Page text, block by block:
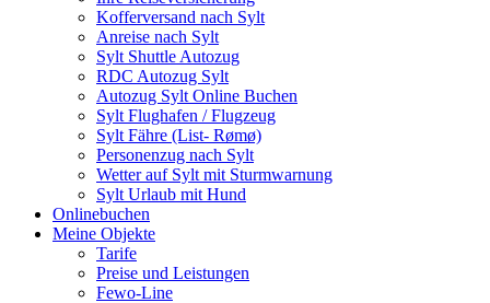
Kofferversand nach Sylt
Anreise nach Sylt
Sylt Shuttle Autozug
RDC Autozug Sylt
Autozug Sylt Online Buchen
Sylt Flughafen / Flugzeug
Sylt Fähre (List- Rømø)
Personenzug nach Sylt
Wetter auf Sylt mit Sturmwarnung
Sylt Urlaub mit Hund
Onlinebuchen
Meine Objekte
Tarife
Preise und Leistungen
Fewo-Line